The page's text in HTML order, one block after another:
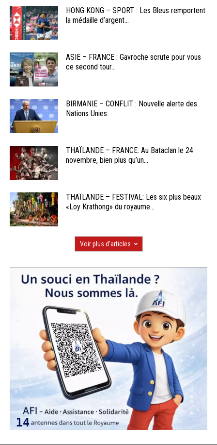
HONG KONG – SPORT : Les Bleus remportent
la médaille d’argent...
ASIE – FRANCE : Gavroche scrute pour vous
ce second tour...
BIRMANIE – CONFLIT : Nouvelle alerte des
Nations Unies
THAÏLANDE – FRANCE: Au Bataclan le 24
novembre, bien plus qu’un...
THAÏLANDE – FESTIVAL: Les six plus beaux
«Loy Krathong» du royaume...
Voir plus d'articles